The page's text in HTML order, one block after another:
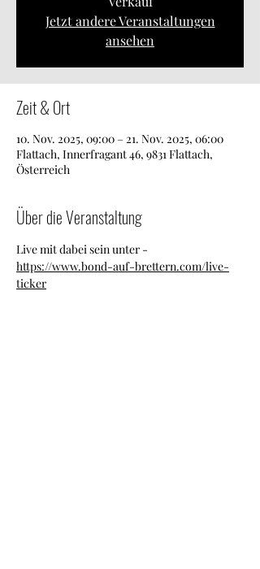
Jetzt andere Veranstaltungen
ansehen
Zeit & Ort
10. Nov. 2025, 09:00 – 21. Nov. 2025, 06:00
Flattach, Innerfragant 46, 9831 Flattach,
Österreich
Über die Veranstaltung
Live mit dabei sein unter -
https://www.bond-auf-brettern.com/live-
ticker